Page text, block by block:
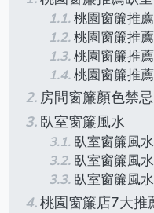
桃園窗簾推
桃園窗簾推
桃園窗簾推
桃園窗簾推
房間窗簾顏色禁忌
臥室窗簾風水
臥室窗簾風
臥室窗簾風
臥室窗簾風
桃園窗簾店7大推